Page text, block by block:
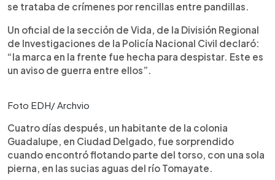
se trataba de crímenes por rencillas entre pandillas.
Un oficial de la sección de Vida, de la División Regional
de Investigaciones de la Policía Nacional Civil declaró:
“la marca en la frente fue hecha para despistar. Este es
un aviso de guerra entre ellos”.
Foto EDH/ Archvio
Cuatro días después, un habitante de la colonia
Guadalupe, en Ciudad Delgado, fue sorprendido
cuando encontró flotando parte del torso, con una sola
pierna, en las sucias aguas del río Tomayate.